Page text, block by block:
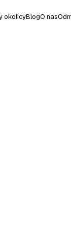
okolicyBlogO nas